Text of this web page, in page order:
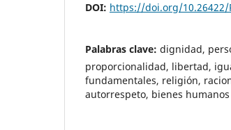
DOI: https://doi.org/10.26422/
Palabras clave: dignidad,
proporcionalidad, libertad,
fundamentales, religión,
autorrespeto, bienes